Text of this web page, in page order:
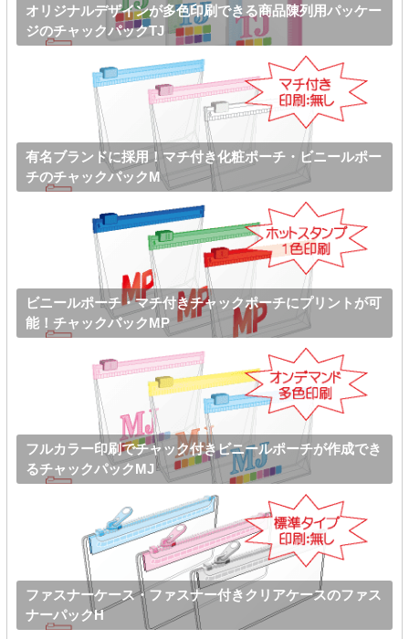
オリジナルデザインが多色印刷できる商品陳列用パッケー
ジのチャックパックTJ
有名ブランドに採用！マチ付き化粧ポーチ・ビニールポー
チのチャックパックM
ビニールポーチ・マチ付きチャックポーチにプリントが可
能！チャックパックMP
フルカラー印刷でチャック付きビニールポーチが作成でき
るチャックパックMJ
ファスナーケース・ファスナー付きクリアケースのファス
ナーパックH